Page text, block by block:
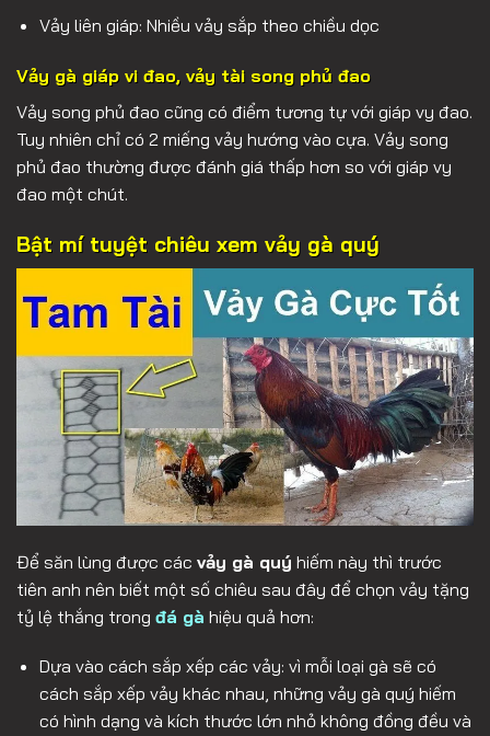
Vảy liên giáp: Nhiều vảy sắp theo chiều dọc
Vảy gà giáp vi đao, vảy tài song phủ đao
Vảy song phủ đao cũng có điểm tương tự với giáp vy đao.
Tuy nhiên chỉ có 2 miếng vảy hướng vào cựa. Vảy song
phủ đao thường được đánh giá thấp hơn so với giáp vy
đao một chút.
Bật mí tuyệt chiêu xem vảy gà quý
Để săn lùng được các vảy gà quý hiếm này thì trước
tiên anh nên biết một số chiêu sau đây để chọn vảy tặng
tỷ lệ thắng trong đá gà hiệu quả hơn:
Dựa vào cách sắp xếp các vảy: vì mỗi loại gà sẽ có
cách sắp xếp vảy khác nhau, những vảy gà quý hiếm
có hình dạng và kích thước lớn nhỏ không đồng đều và